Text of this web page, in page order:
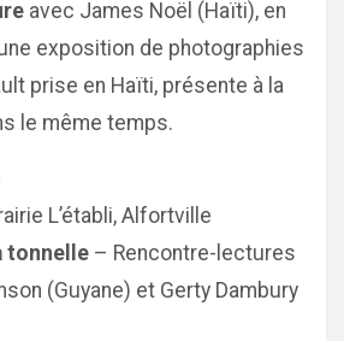
avec James Noël (Haïti), en
exposition de photographies
prise en Haïti, présente à la
le même temps.
L’établi, Alfortville
tonnelle – Rencontre-lectures
(Guyane) et Gerty Dambury